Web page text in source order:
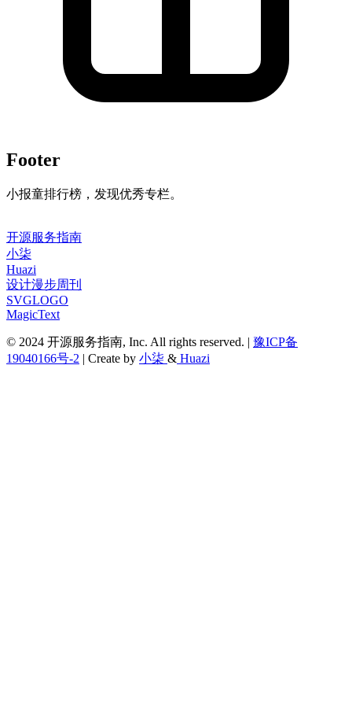
Footer
小报童排行榜，发现优秀专栏。
开源服务指南
小柒
Huazi
设计漫步周刊
SVGLOGO
MagicText
© 2024 开源服务指南, Inc. All rights reserved. | 豫ICP备
19040166号-2 | Create by 小柒 & Huazi